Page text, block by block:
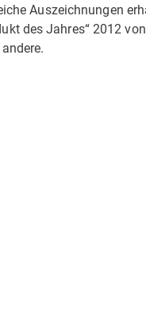
Auszeichnungen
des Jahres“ 2012